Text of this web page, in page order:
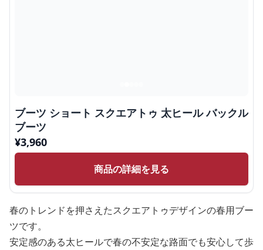
ブーツ ショート スクエアトゥ 太ヒール バックル
ブーツ
¥3,960
商品の詳細を見る
春のトレンドを押さえたスクエアトゥデザインの春用ブー
ツです。
安定感のある太ヒールで春の不安定な路面でも安心して歩